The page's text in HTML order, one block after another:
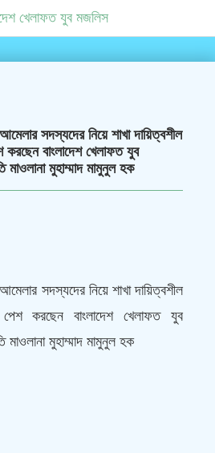
সদস্যদের নিয়ে শাখা দায়িত্বশীল
বাংলাদেশ খেলাফত যুব
মাওলানা মুহাম্মাদ মামুনুল হক
সদস্যদের নিয়ে শাখা দায়িত্বশীল
করছেন বাংলাদেশ খেলাফত যুব
মাওলানা মুহাম্মাদ মামুনুল হক